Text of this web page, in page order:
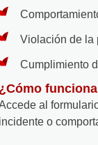
Violación de la
Cumplimiento
¿Cómo
al
incidente o